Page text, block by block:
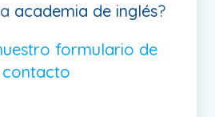
academia de inglés?
formulario de
contacto